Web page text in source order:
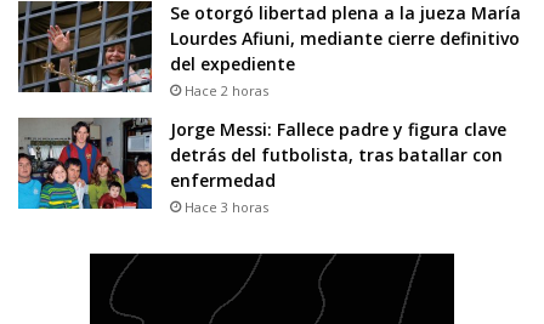
Se otorgó libertad plena a la jueza María
Lourdes Afiuni, mediante cierre definitivo
del expediente
Hace 2 horas
Jorge Messi: Fallece padre y figura clave
detrás del futbolista, tras batallar con
enfermedad
Hace 3 horas